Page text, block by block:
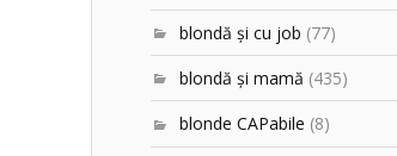
blondă şi cu job (77)
blondă şi mamă (435)
blonde CAPabile (8)